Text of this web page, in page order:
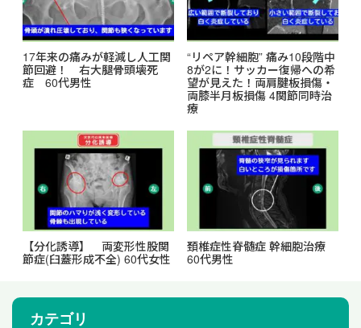
17年来の痛みが軽減し人工関
節回避！ 右大腿骨頭壊死
症 60代男性
“リペア幹細胞” 痛み10段階中
8が2に！サッカー復帰への希
望が見えた！両肩腱板損傷・
両膝半月板損傷 4関節同時治
療
【分化誘導】 両変形性股関
節症(臼蓋形成不全) 60代女性
頚椎症性脊髄症 幹細胞治療
60代男性
カテゴリ